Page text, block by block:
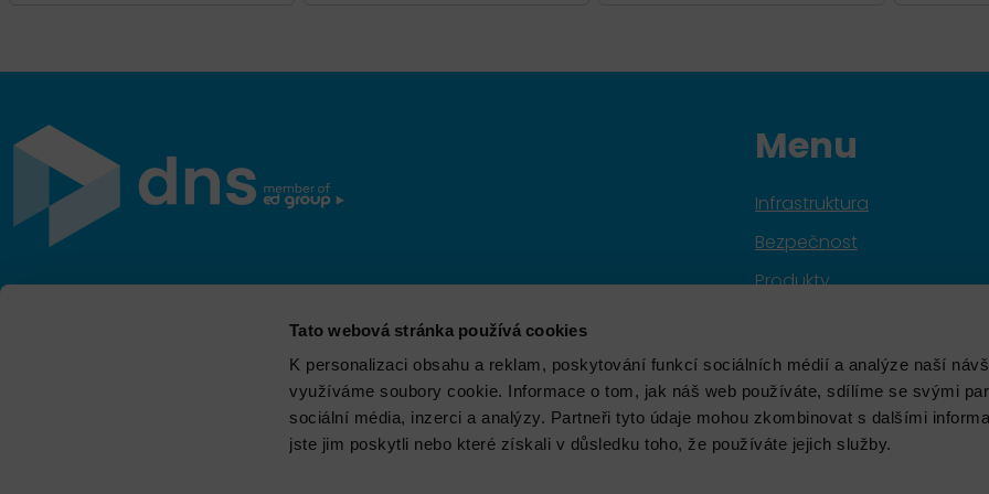
Tato webová stránka používá cookies
K personalizaci obsahu a reklam, poskytování funkcí sociálních médií a analýze naší
využíváme soubory cookie. Informace o tom, jak náš web používáte, sdílíme se svými
sociální média, inzerci a analýzy. Partneři tyto údaje mohou zkombinovat s dalšími
jste jim poskytli nebo které získali v důsledku toho, že používáte jejich služby.
Menu
Infrastruktura
Bezpečnost
Produkty
Značky
Školení
Aktuality
IT, obchodu, softwarových řešení, komunikace, e-
commerce a technologií s 30 lety zkušeností, více než
700 odborníky a tržbami přesahujícími 16 miliard.